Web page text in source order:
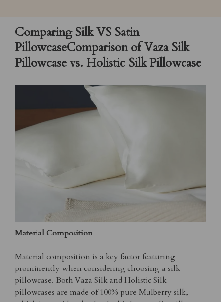
Comparing Silk VS Satin
PillowcaseComparison of Vaza Silk
Pillowcase vs. Holistic Silk Pillowcase
Material Composition
Material composition is a key factor featuring
prominently when considering choosing a silk
pillowcase. Both Vaza Silk and Holistic Silk
pillowcases are made of 100% pure Mulberry silk,